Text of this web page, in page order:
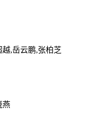
,岳云鹏,张柏芝
燕